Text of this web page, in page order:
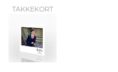
TAKKEKORT